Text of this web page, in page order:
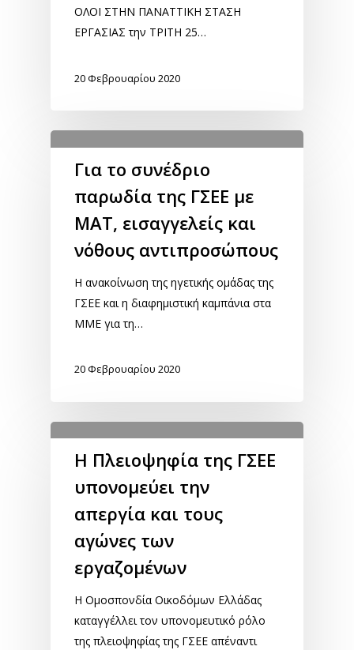
ΟΛΟΙ ΣΤΗΝ ΠΑΝΑΤΤΙΚΗ ΣΤΑΣΗ
ΕΡΓΑΣΙΑΣ την ΤΡΙΤΗ 25…
20 Φεβρουαρίου 2020
Για το συνέδριο
παρωδία της ΓΣΕΕ με
ΜΑΤ, εισαγγελείς και
νόθους αντιπροσώπους
Η ανακοίνωση της ηγετικής ομάδας της
ΓΣΕΕ και η διαφημιστική καμπάνια στα
ΜΜΕ για τη…
20 Φεβρουαρίου 2020
Η Πλειοψηφία της ΓΣΕΕ
υπονομεύει την
απεργία και τους
αγώνες των
εργαζομένων
Η Ομοσπονδία Οικοδόμων Ελλάδας
καταγγέλλει τον υπονομευτικό ρόλο
της πλειοψηφίας της ΓΣΕΕ απέναντι